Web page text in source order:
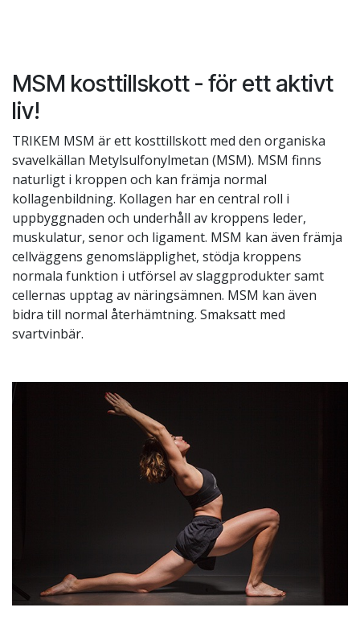
MSM kosttillskott - för ett aktivt
liv!
TRIKEM MSM är ett kosttillskott med den organiska
svavelkällan Metylsulfonylmetan (MSM). MSM finns
naturligt i kroppen och kan främja normal
kollagenbildning. Kollagen har en central roll i
uppbyggnaden och underhåll av kroppens leder,
muskulatur, senor och ligament. MSM kan även främja
cellväggens genomsläpplighet, stödja kroppens
normala funktion i utförsel av slaggprodukter samt
cellernas upptag av näringsämnen. MSM kan även
bidra till normal återhämtning. Smaksatt med
svartvinbär.